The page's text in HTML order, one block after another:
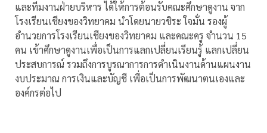
และทีมงานฝ่ายบริหาร ได้ให้การต้อนรับคณะศึกษาดูงาน จาก
โรงเรียนเชียงของวิทยาคม นำโดยนายวชิระ ใจมั่น รองผู้
อำนวยการโรงเรียนเชียงของวิทยาคม และคณะครู จำนวน 15
คน เข้าศึกษาดูงานเพื่อเป็นการแลกเปลี่ยนเรียนรู้ แลกเปลี่ยน
ประสบการณ์ รวมถึงการบูรณาการการดำเนินงานด้านแผนงาน
งบประมาณ การเงินและบัญชี เพื่อเป็นการพัฒนาตนเองและ
องค์กรต่อไป